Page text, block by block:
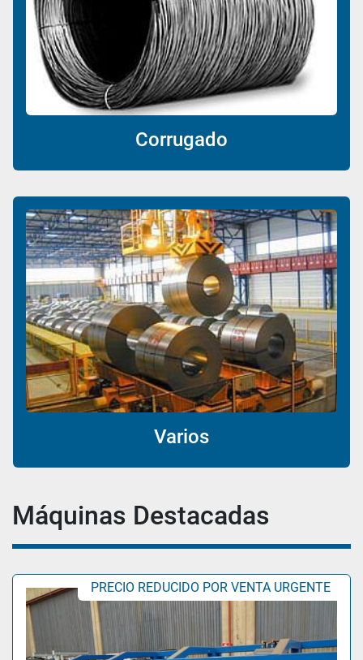
Corrugado
Varios
Máquinas Destacadas
PRECIO REDUCIDO POR VENTA URGENTE